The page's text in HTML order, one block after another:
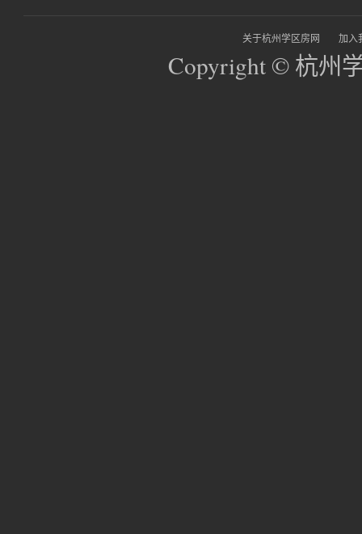
关于杭州学区房网 加入
Copyright © 杭州